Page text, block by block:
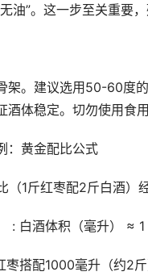
油”。这一步至关重要
架。建议选用50-60度
酒体稳定。切勿使用食
：黄金配比公式
（1斤红枣配2斤白酒）
: 白酒体积（毫升） ≈ 1
搭配1000毫升（约2